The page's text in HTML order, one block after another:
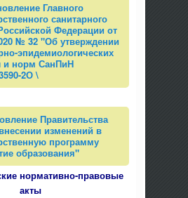
Главного
санитарного
Федерации от
№ 32 "Об утверждении
эпидемиологических
и норм СанПиН
2О \
Правительства
изменений в
программу
образования"
нормативно-правовые
акты